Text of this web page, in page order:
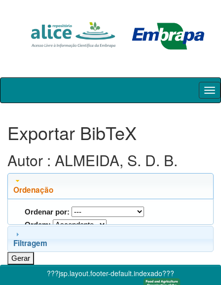
Skip
Exportar BibTeX
Autor : ALMEIDA, S. D. B.
Ordenação
Ordenar por:
Ordem:
Filtragem
???jsp.layout.footer-default.indexado???